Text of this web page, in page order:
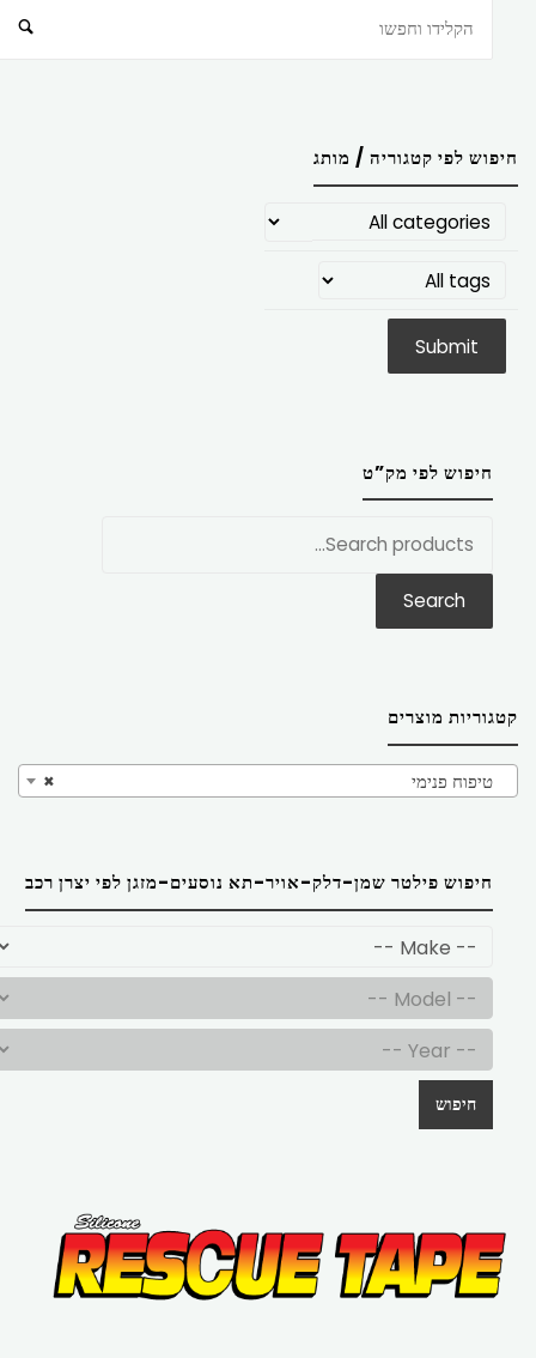
חיפוש לפי קטגוריה / מותג
חיפוש לפי מק”ט
Search
קטגוריות מוצרים
× טיפוח פנימי
חיפוש פילטר שמן-דלק-אויר-תא נוסעים-מזגן לפי יצרן רכב
חיפוש